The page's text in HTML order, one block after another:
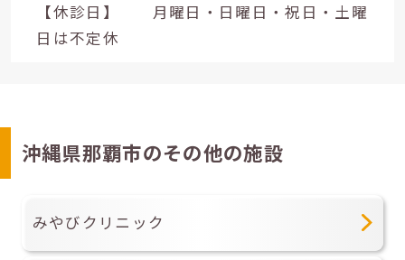
【休診日】 月曜日・日曜日・祝日・土曜
日は不定休
沖縄県那覇市のその他の施設
みやびクリニック